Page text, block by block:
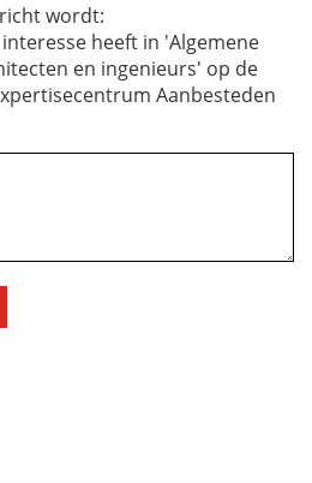
wordt:
heeft in 'Algemene
en ingenieurs' op de
Aanbesteden